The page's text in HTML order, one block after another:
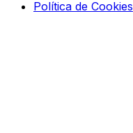
Política de Cookies